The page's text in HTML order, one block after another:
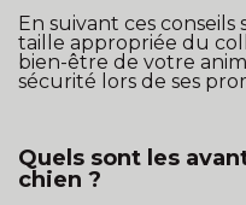
En suivant ces
taille appropriée du
bien-être de votre
sécurité lors de ses
Quels sont les
chien ?